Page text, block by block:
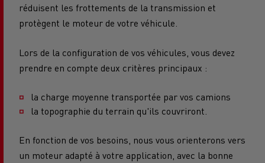
réduisent les frottements de la transmission et
protègent le moteur de votre véhicule.
Lors de la configuration de vos véhicules, vous devez
prendre en compte deux critères principaux :
la charge moyenne transportée par vos camions
la topographie du terrain qu'ils couvriront.
En fonction de vos besoins, nous vous orienterons vers
un moteur adapté à votre application, avec la bonne